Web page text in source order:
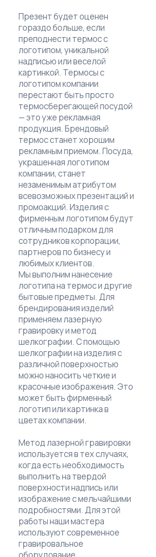
Презент будет оценен
гораздо больше, если
преподнести термос с
логотипом, уникальной
надписью или веселой
картинкой. Термосы с
логотипом компании
перестают быть просто
термосберегающей посудой
— это уже рекламная
продукция. Брендовый
термос станет хорошим
рекламным приемом. Посуда,
украшенная логотипом
компании, станет
незаменимым атрибутом
всевозможных презентаций и
промоакций. Изделия с
фирменным логотипом будут
отличным подарком для
сотрудников корпорации,
партнеров по бизнесу и
любимых клиентов.
Мы выполним нанесение
логотипа на термос и другие
бытовые предметы. Для
брендирования изделий
применяем лазерную
гравировку и метод
шелкографии. С помощью
шелкографии на изделия с
различной поверхностью
можно наносить четкие и
красочные изображения. Это
может быть фирменный
логотип или картинка в
цветах компании.
Метод лазерной гравировки
используется в тех случаях,
когда есть необходимость
выполнить на твердой
поверхности надпись или
изображение с мельчайшими
подробностями. Для этой
работы наши мастера
используют современное
гравировальное